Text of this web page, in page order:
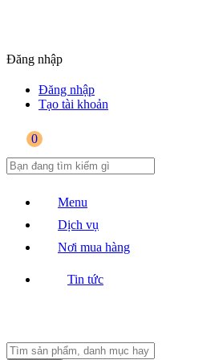
Đăng nhập
Đăng nhập
Tạo tài khoản
0
Menu
Dịch vụ
Nơi mua hàng
Tin tức